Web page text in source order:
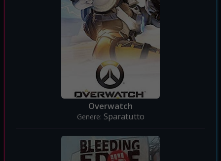
Overwatch
Genere: Sparatutto